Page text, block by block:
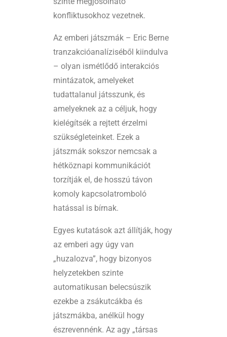
konfliktusokhoz vezetnek.
Az emberi játszmák – Eric Berne
tranzakcióanalíziséből kiindulva
– olyan ismétlődő interakciós
mintázatok, amelyeket
tudattalanul játsszunk, és
amelyeknek az a céljuk, hogy
kielégítsék a rejtett érzelmi
szükségleteinket. Ezek a
játszmák sokszor nemcsak a
hétköznapi kommunikációt
torzítják el, de hosszú távon
komoly kapcsolatromboló
hatással is bírnak.
Egyes kutatások azt állítják, hogy
az emberi agy úgy van
„huzalozva”, hogy bizonyos
helyzetekben szinte
automatikusan belecsúszik
ezekbe a zsákutcákba és
játszmákba, anélkül hogy
észrevennénk. Az agy „társas